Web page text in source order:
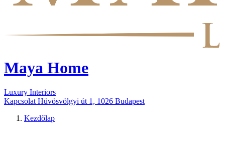
Maya Home
Luxury Interiors
Kapcsolat Hüvösvölgyi út 1, 1026 Budapest
Kezdőlap